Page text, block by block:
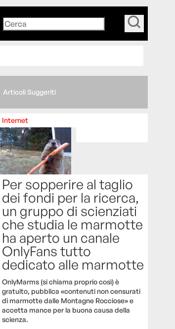
Articoli Suggeriti
Internet
Per sopperire al taglio
dei fondi per la ricerca,
un gruppo di scienziati
che studia le marmotte
ha aperto un canale
OnlyFans tutto
dedicato alle marmotte
OnlyMarms (si chiama proprio così) è
gratuito, pubblica «contenuti non censurati
di marmotte dalle Montagne Rocciose» e
accetta mance per la buona causa della
scienza.